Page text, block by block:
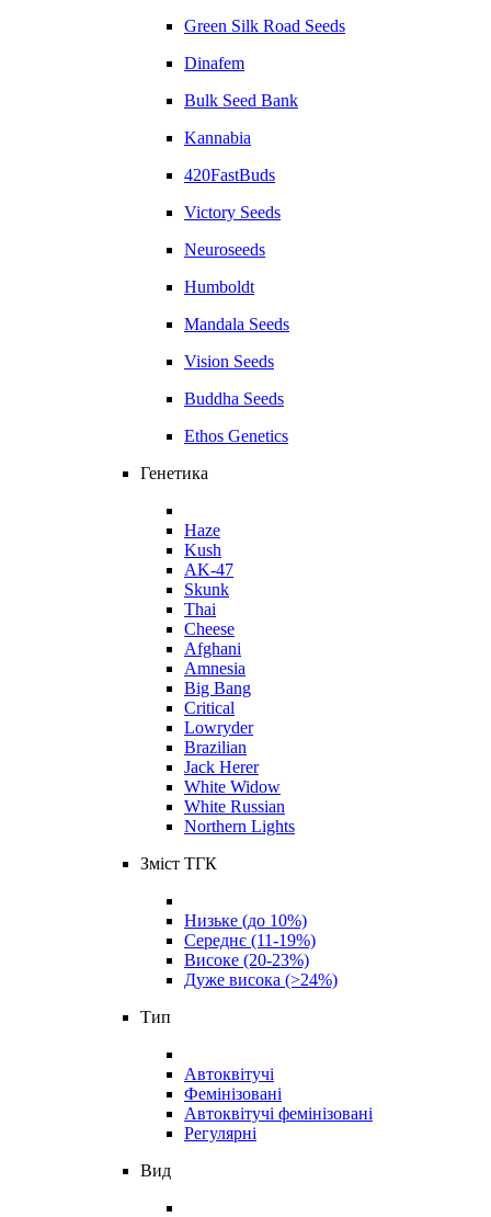
Green Silk Road Seeds
Dinafem
Bulk Seed Bank
Kannabia
420FastBuds
Victory Seeds
Neuroseeds
Humboldt
Mandala Seeds
Vision Seeds
Buddha Seeds
Ethos Genetics
Генетика
Haze
Kush
AK-47
Skunk
Thai
Cheese
Afghani
Amnesia
Big Bang
Critical
Lowryder
Brazilian
Jack Herer
White Widow
White Russian
Northern Lights
Зміст ТГК
Низьке (до 10%)
Середнє (11-19%)
Високе (20-23%)
Дуже висока (>24%)
Тип
Автоквітучі
Фемінізовані
Автоквітучі фемінізовані
Регулярні
Вид